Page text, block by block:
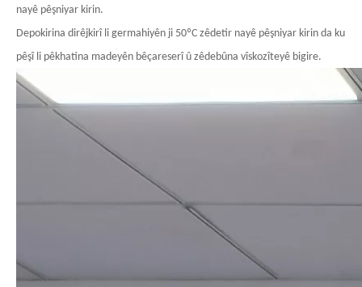
nayê pêşniyar kirin.
Depokirina dirêjkirî li germahiyên ji 50ºC zêdetir nayê pêşniyar kirin da ku
pêşî li pêkhatina madeyên bêçareserî û zêdebûna vîskozîteyê bigire.